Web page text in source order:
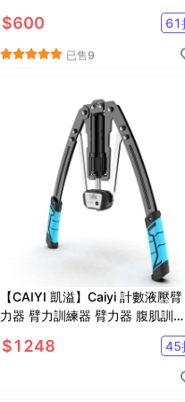
$600 61
已售9
【CAIYI 凱溢】Caiyi 計數液壓臂
力器 臂力訓練器 臂力器 腹肌訓練
$1248 45